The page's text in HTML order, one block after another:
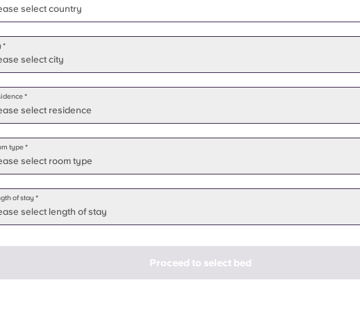
select country
select state
select city
*
select residence
*
select room type
type *
select length of stay
of stay *
Proceed to select bed